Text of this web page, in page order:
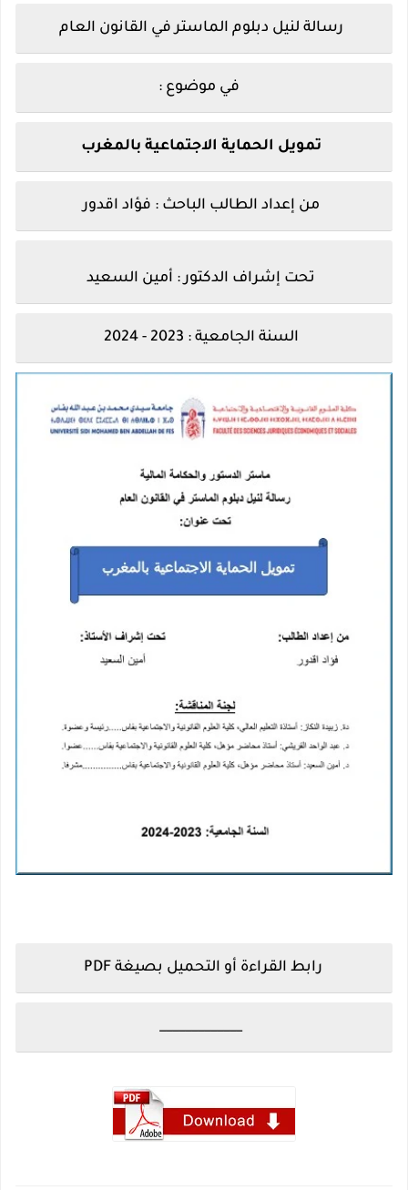
رسالة لنيل دبلوم الماستر في القانون العام
في موضوع :
تمويل الحماية الاجتماعية بالمغرب
من إعداد الطالب الباحث : فؤاد اقدور
تحت إشراف الدكتور : أمين السعيد
السنة الجامعية : 2023 - 2024
رابط القراءة أو التحميل بصيغة PDF
_____________